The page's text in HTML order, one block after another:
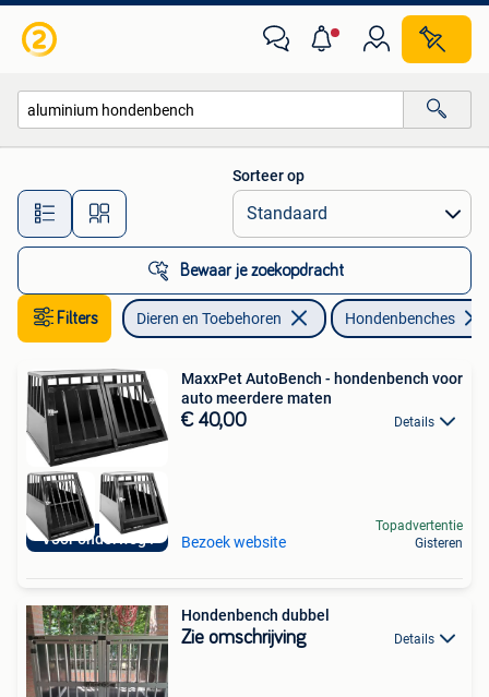
Alle afstanden…
Sorteer op
Bewaar je zoekopdracht
Filters Dieren en Toebehoren Hondenbenches
Voor onderweg !
MaxxPet AutoBench - hondenbench voor
auto meerdere maten
€ 40,00 Details
Bezoek website
Topadvertentie
Gisteren
Hondenbench dubbel
Zie omschrijving Details